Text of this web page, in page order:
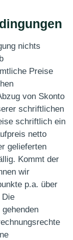
nichts
Preise
von Skonto
schriftlichen
schriftlich ein
netto
gelieferten
Kommt der
wir
p.a. über
Die